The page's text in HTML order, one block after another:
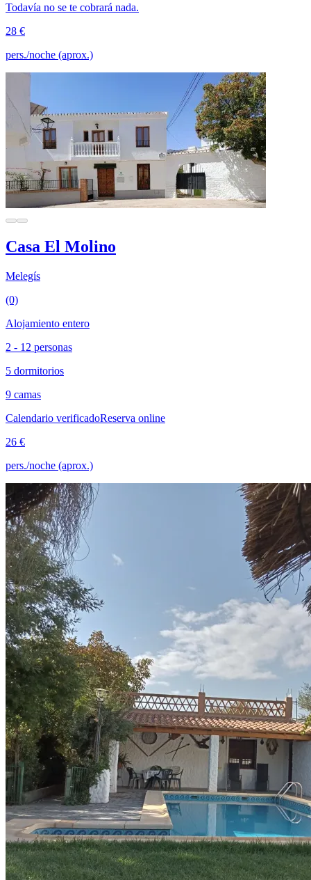
Todavía no se te cobrará nada.
28 €
pers./noche (aprox.)
Casa El Molino
Melegís
(0)
Alojamiento entero
2 - 12 personas
5 dormitorios
9 camas
Calendario verificadoReserva online
26 €
pers./noche (aprox.)